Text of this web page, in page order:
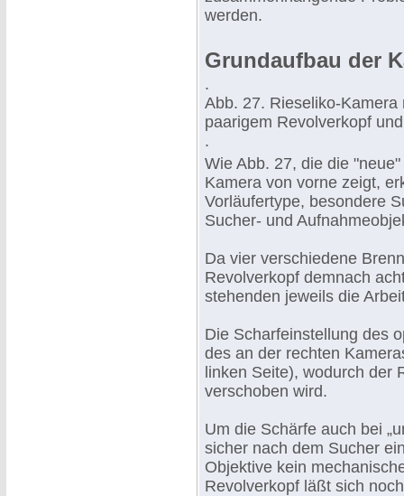
werden.
Grundaufbau der
.
Abb. 27. Rieseliko-
paarigem Revolverkopf
.
Wie Abb. 27, die die
Kamera von vorne zeigt,
Vorläufertype, besondere
Sucher- und
Da vier verschiedene
Revolverkopf demnach
stehenden jeweils die
Die Scharfeinstellung des
des an der rechten
linken Seite), wodurch der
verschoben wird.
Um die Schärfe auch bei
sicher nach dem Sucher
Objektive kein
Revolverkopf läßt sich